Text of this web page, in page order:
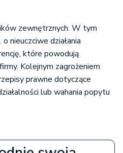
zewnętrznych. W tym
nieuczciwe działania
które powodują
Kolejnym zagrożeniem
prawne dotyczące
lub wahania popytu